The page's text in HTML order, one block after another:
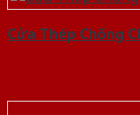
Cửa Thép Chống